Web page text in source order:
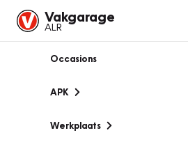
Vakgarage
ALR
Occasions
APK
Werkplaats